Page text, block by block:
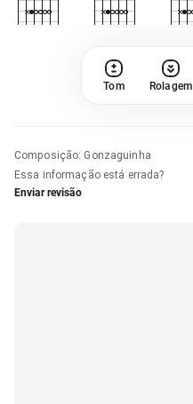
Tom Rolagem
Composição: Gonzaguinha
Essa informação está errada?
Enviar revisão